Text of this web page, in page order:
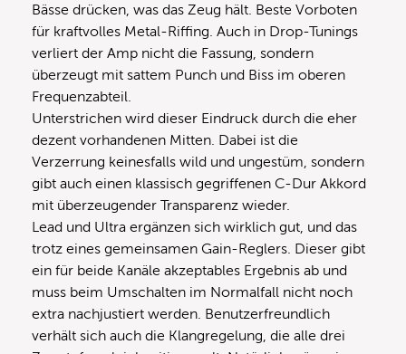
Bässe drücken, was das Zeug hält. Beste Vorboten
für kraftvolles Metal-Riffing. Auch in Drop-Tunings
verliert der Amp nicht die Fassung, sondern
überzeugt mit sattem Punch und Biss im oberen
Frequenzabteil.
Unterstrichen wird dieser Eindruck durch die eher
dezent vorhandenen Mitten. Dabei ist die
Verzerrung keinesfalls wild und ungestüm, sondern
gibt auch einen klassisch gegriffenen C-Dur Akkord
mit überzeugender Transparenz wieder.
Lead und Ultra ergänzen sich wirklich gut, und das
trotz eines gemeinsamen Gain-Reglers. Dieser gibt
ein für beide Kanäle akzeptables Ergebnis ab und
muss beim Umschalten im Normalfall nicht noch
extra nachjustiert werden. Benutzerfreundlich
verhält sich auch die Klangregelung, die alle drei